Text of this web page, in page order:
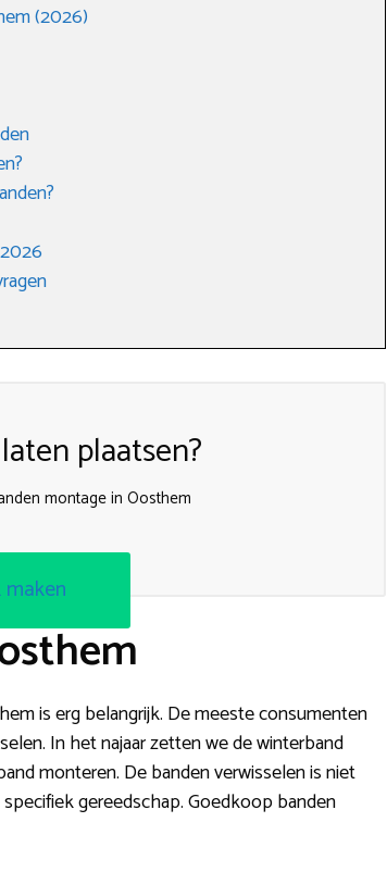
(2026)
plaatsen?
montage in Oosthem
is erg belangrijk. De meeste consumenten
In het najaar zetten we de winterband
monteren. De banden verwisselen is niet
gereedschap. Goedkoop banden